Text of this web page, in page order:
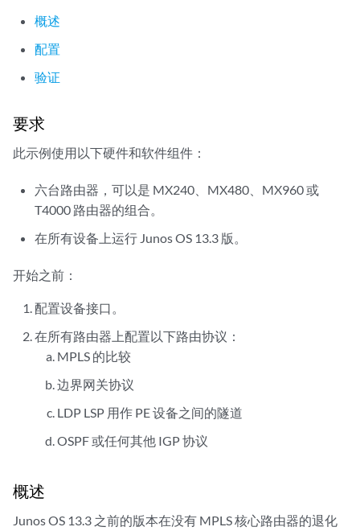
概述
配置
验证
要求
此示例使用以下硬件和软件组件：
六台路由器，可以是 MX240、MX480、MX960 或
T4000 路由器的组合。
在所有设备上运行 Junos OS 13.3 版。
开始之前：
配置设备接口。
在所有路由器上配置以下路由协议：
MPLS 的比较
边界网关协议
LDP LSP 用作 PE 设备之间的隧道
OSPF 或任何其他 IGP 协议
概述
Junos OS 13.3 之前的版本在没有 MPLS 核心路由器的退化